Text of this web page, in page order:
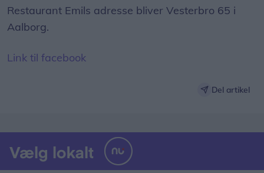
Restaurant Emils adresse bliver Vesterbro 65 i
Aalborg.
Link til facebook
Del artikel